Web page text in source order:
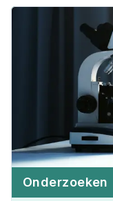
Onderzoeken